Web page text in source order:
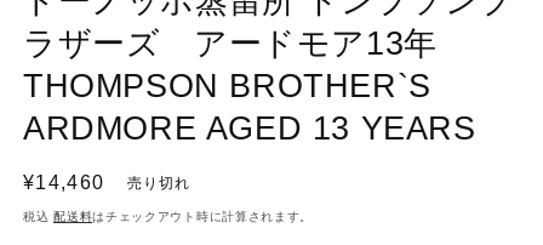
ル
メ
ア
(1)
開
ラザーズ アードモア13年
THOMPSON BROTHER`S
ARDMORE AGED 13 YEARS
通
常
¥14,460 売り切れ
税込配送料はチェックアウト時に計算されます。